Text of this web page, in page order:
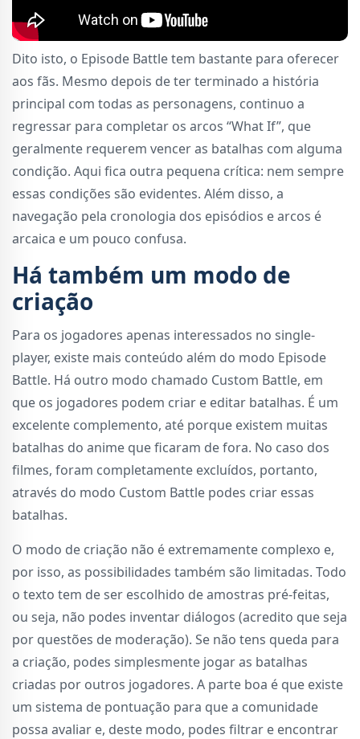
Dito isto, o Episode Battle tem bastante para oferecer
aos fãs. Mesmo depois de ter terminado a história
principal com todas as personagens, continuo a
regressar para completar os arcos “What If”, que
geralmente requerem vencer as batalhas com alguma
condição. Aqui fica outra pequena crítica: nem sempre
essas condições são evidentes. Além disso, a
navegação pela cronologia dos episódios e arcos é
arcaica e um pouco confusa.
Há também um modo de
criação
Para os jogadores apenas interessados no single-
player, existe mais conteúdo além do modo Episode
Battle. Há outro modo chamado Custom Battle, em
que os jogadores podem criar e editar batalhas. É um
excelente complemento, até porque existem muitas
batalhas do anime que ficaram de fora. No caso dos
filmes, foram completamente excluídos, portanto,
através do modo Custom Battle podes criar essas
batalhas.
O modo de criação não é extremamente complexo e,
por isso, as possibilidades também são limitadas. Todo
o texto tem de ser escolhido de amostras pré-feitas,
ou seja, não podes inventar diálogos (acredito que seja
por questões de moderação). Se não tens queda para
a criação, podes simplesmente jogar as batalhas
criadas por outros jogadores. A parte boa é que existe
um sistema de pontuação para que a comunidade
possa avaliar e, deste modo, podes filtrar e encontrar